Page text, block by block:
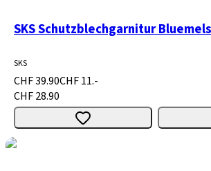
SKS Schutzblechgarnitur
SKS
CHF 39.90CHF 11.-
CHF 28.90